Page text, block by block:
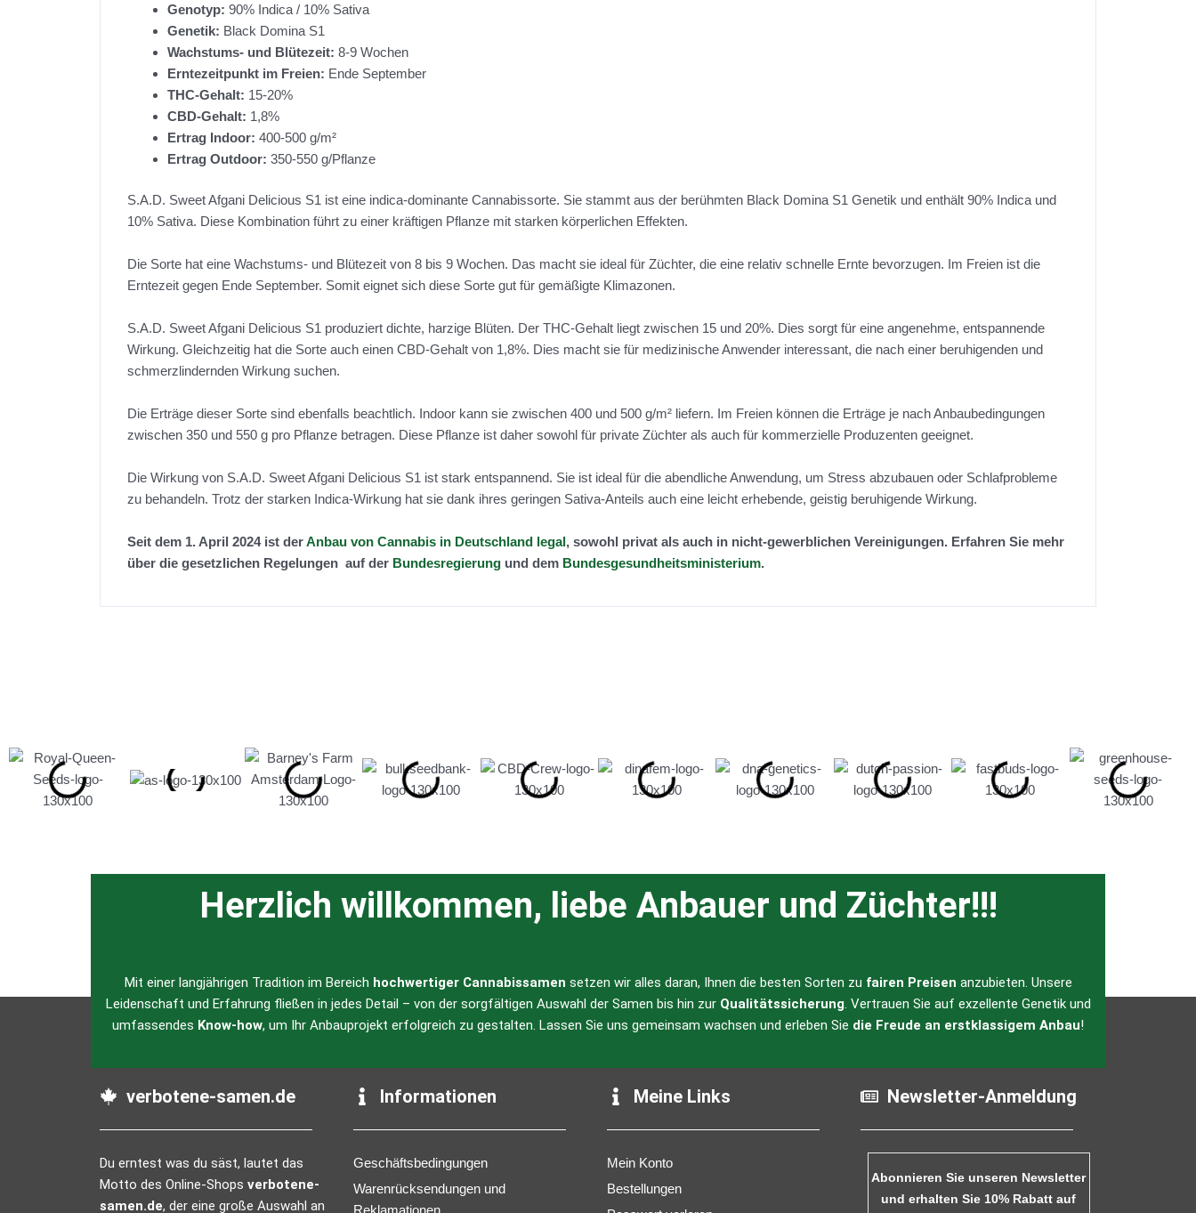
Genotyp: 90% Indica / 10% Sativa
Genetik: Black Domina S1
Wachstums- und Blütezeit: 8-9 Wochen
Erntezeitpunkt im Freien: Ende September
THC-Gehalt: 15-20%
CBD-Gehalt: 1,8%
Ertrag Indoor: 400-500 g/m²
Ertrag Outdoor: 350-550 g/Pflanze
S.A.D. Sweet Afgani Delicious S1 ist eine indica-dominante Cannabissorte. Sie stammt aus der berühmten Black Domina S1 Genetik und enthält 90% Indica und
10% Sativa. Diese Kombination führt zu einer kräftigen Pflanze mit starken körperlichen Effekten.
Die Sorte hat eine Wachstums- und Blütezeit von 8 bis 9 Wochen. Das macht sie ideal für Züchter, die eine relativ schnelle Ernte bevorzugen. Im Freien ist die
Erntezeit gegen Ende September. Somit eignet sich diese Sorte gut für gemäßigte Klimazonen.
S.A.D. Sweet Afgani Delicious S1 produziert dichte, harzige Blüten. Der THC-Gehalt liegt zwischen 15 und 20%. Dies sorgt für eine angenehme, entspannende
Wirkung. Gleichzeitig hat die Sorte auch einen CBD-Gehalt von 1,8%. Dies macht sie für medizinische Anwender interessant, die nach einer beruhigenden und
schmerzlindernden Wirkung suchen.
Die Erträge dieser Sorte sind ebenfalls beachtlich. Indoor kann sie zwischen 400 und 500 g/m² liefern. Im Freien können die Erträge je nach Anbaubedingungen
zwischen 350 und 550 g pro Pflanze betragen. Diese Pflanze ist daher sowohl für private Züchter als auch für kommerzielle Produzenten geeignet.
Die Wirkung von S.A.D. Sweet Afgani Delicious S1 ist stark entspannend. Sie ist ideal für die abendliche Anwendung, um Stress abzubauen oder Schlafprobleme
zu behandeln. Trotz der starken Indica-Wirkung hat sie dank ihres geringen Sativa-Anteils auch eine leicht erhebende, geistig beruhigende Wirkung.
Seit dem 1. April 2024 ist derAnbau von Cannabis in Deutschland legal, sowohl privat als auch in nicht-gewerblichen Vereinigungen. Erfahren Sie mehr
über die gesetzlichen Regelungen auf der Bundesregierung und dem Bundesgesundheitsministerium.
Herzlich willkommen, liebe Anbauer und Züchter!!!
Mit einer langjährigen Tradition im Bereich hochwertiger Cannabissamen setzen wir alles daran, Ihnen die besten Sorten zu fairen Preisen anzubieten. Unsere
Leidenschaft und Erfahrung fließen in jedes Detail – von der sorgfältigen Auswahl der Samen bis hin zur Qualitätssicherung. Vertrauen Sie auf exzellente Genetik und
umfassendes Know-how, um Ihr Anbauprojekt erfolgreich zu gestalten. Lassen Sie uns gemeinsam wachsen und erleben Sie die Freude an erstklassigem Anbau!
verbotene-samen.de
Du erntest was du säst, lautet das
Motto des Online-Shops verbotene-
samen.de, der eine große Auswahl an
Informationen
Geschäftsbedingungen
Warenrücksendungen und
Meine Links
Mein Konto
Bestellungen
Newsletter-Anmeldung
Abonnieren Sie unseren Newsletter
und erhalten Sie 10% Rabatt auf